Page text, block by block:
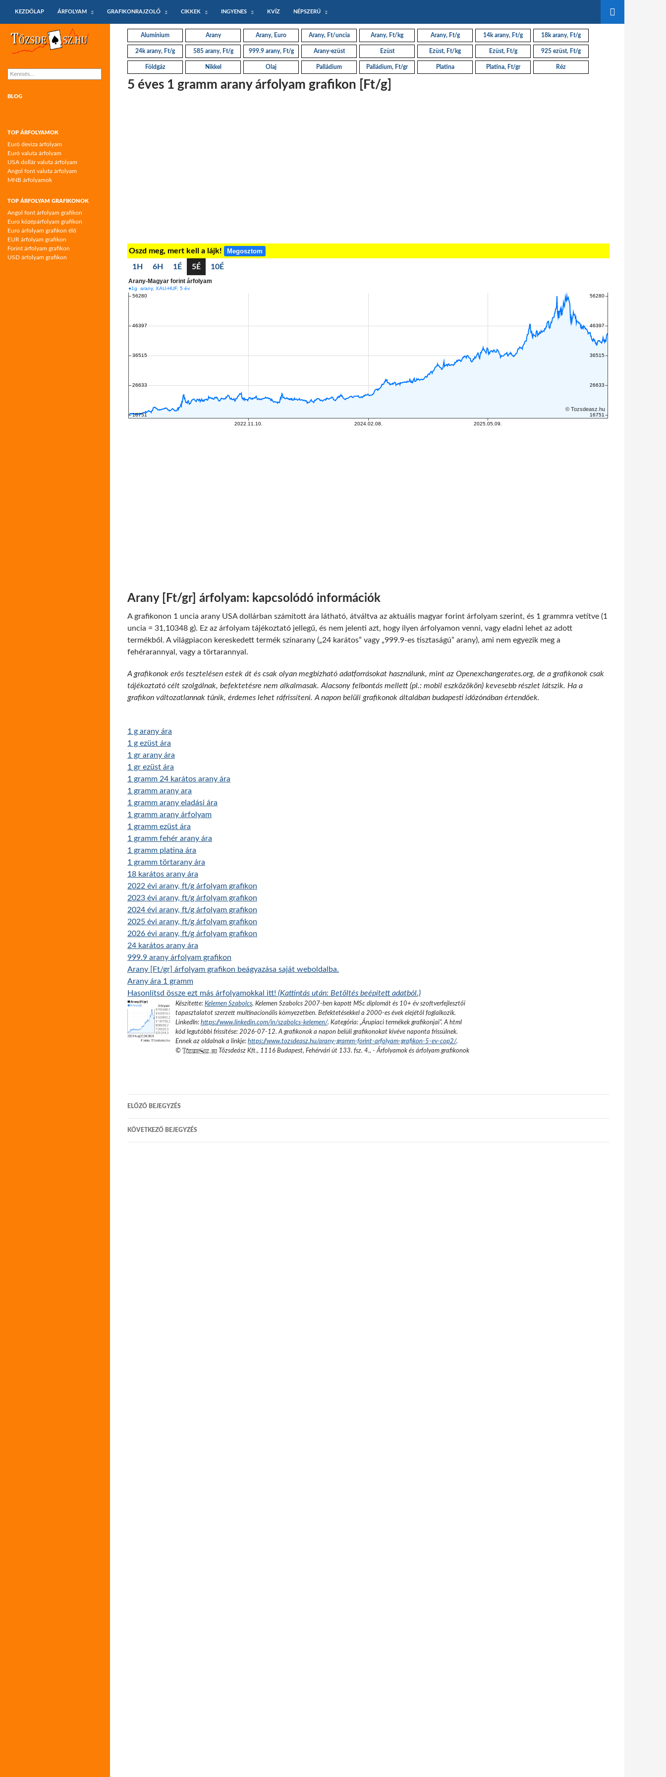
KEZDŐLAP
ÁRFOLYAM GRAFIKONRAJZOLÓ CIKKEK INGYENES KVÍZ NÉPSZERŰ
5 éves 1 gramm arany árfolyam grafikon [Ft/g]
Oszd meg, mert kell a lájk! Megosztom
1H 6H 1É 5É 10É
Arany [Ft/gr] árfolyam: kapcsolódó információk
A grafikonon 1 uncia arany USA dollárban számított ára látható, átváltva az aktuális magyar forint árfolyam szerint, és 1 grammra vetítve (1
uncia = 31,10348 g). Ez az árfolyam tájékoztató jellegű, és nem jelenti azt, hogy ilyen árfolyamon venni, vagy eladni lehet az adott
termékből. A világpiacon kereskedett termék színarany („24 karátos” vagy „999.9-es tisztaságú” arany), ami nem egyezik meg a
fehérarannyal, vagy a törtarannyal.
A grafikonok erős tesztelésen estek át és csak olyan megbízható adatforrásokat használunk, mint az Openexchangerates.org, de a grafikonok csak
tájékoztató célt szolgálnak, befektetésre nem alkalmasak. Alacsony felbontás mellett (pl.: mobil eszközökön) kevesebb részlet látszik. Ha a
grafikon változatlannak tűnik, érdemes lehet ráfrissíteni. A napon belüli grafikonok általában budapesti időzónában értendőek.
1 g arany ára
1 g ezüst ára
1 gr arany ára
1 gr ezüst ára
1 gramm 24 karátos arany ára
1 gramm arany ara
1 gramm arany eladási ára
1 gramm arany árfolyam
1 gramm ezüst ára
1 gramm fehér arany ára
1 gramm platina ára
1 gramm törtarany ára
18 karátos arany ára
2022 évi arany, ft/g árfolyam grafikon
2023 évi arany, ft/g árfolyam grafikon
2024 évi arany, ft/g árfolyam grafikon
2025 évi arany, ft/g árfolyam grafikon
2026 évi arany, ft/g árfolyam grafikon
24 karátos arany ára
999.9 arany árfolyam grafikon
Arany [Ft/gr] árfolyam grafikon beágyazása saját weboldalba.
Arany ára 1 gramm
Hasonlítsd össze ezt más árfolyamokkal itt! (Kattintás után: Betöltés beépített adatból.)
Alumínium Arany Arany, Euro Arany, Ft/uncia Arany, Ft/kg Arany, Ft/g 14k arany, Ft/g 18k arany, Ft/g
24k arany, Ft/g 585 arany, Ft/g 999.9 arany, Ft/g Arany-ezüst Ezüst Ezüst, Ft/kg Ezüst, Ft/g 925 ezüst, Ft/g
Földgáz Nikkel Olaj Palládium Palládium, Ft/gr Platina Platina, Ft/gr Réz
Készítette: Kelemen Szabolcs. Kelemen Szabolcs 2007-ben kapott MSc diplomát és 10+ év szoftverfejlesztői
tapasztalatot szerzett multinacionális környezetben. Befektetésekkel a 2000-es évek elejétől foglalkozik.
LinkedIn: https://www.linkedin.com/in/szabolcs-kelemen/. Kategória: „Árupiaci termékek grafikonjai”.A html
kód legutóbbi frissítése: 2026-07-12. A grafikonok a napon belüli grafikonokat kivéve naponta frissülnek.
Ennek az oldalnak a linkje: https://www.tozsdeasz.hu/arany-gramm-forint-arfolyam-grafikon-5-ev-cop2/.
©
Tőzsdeász Kft., 1116 Budapest, Fehérvári út 133. fsz. 4., - Árfolyamok és árfolyam grafikonok
Bejegyzés
navigáció
ELŐZŐ BEJEGYZÉS
KÖVETKEZŐ BEJEGYZÉS
Tőzsdeász.hu – árfolyamok és árfolyam
grafikonok
Keresés:
BLOG
TOP ÁRFOLYAMOK
Euró deviza árfolyam
Euró valuta árfolyam
USA dollár valuta árfolyam
Angol font valuta árfolyam
MNB árfolyamok
TOP ÁRFOLYAM GRAFIKONOK
Angol font árfolyam grafikon
Euro középárfolyam grafikon
Euro árfolyam grafikon élő
EUR árfolyam grafikon
Forint árfolyam grafikon
USD árfolyam grafikon